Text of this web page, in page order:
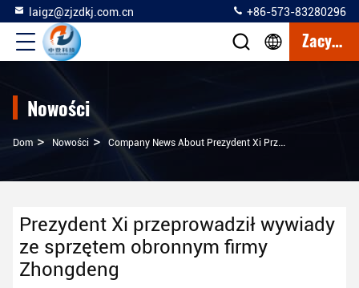
laigz@zjzdkj.com.cn +86-573-83280296
Zacytować
Nowości
Dom > Nowości > Company News About Prezydent Xi Przeprowadził Wywiady Ze Sprzętem Obronnym Firmy Zhongdeng
Prezydent Xi przeprowadził wywiady
ze sprzętem obronnym firmy
Zhongdeng